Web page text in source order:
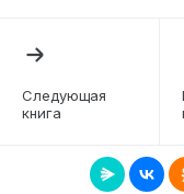
7
Следующая
книга